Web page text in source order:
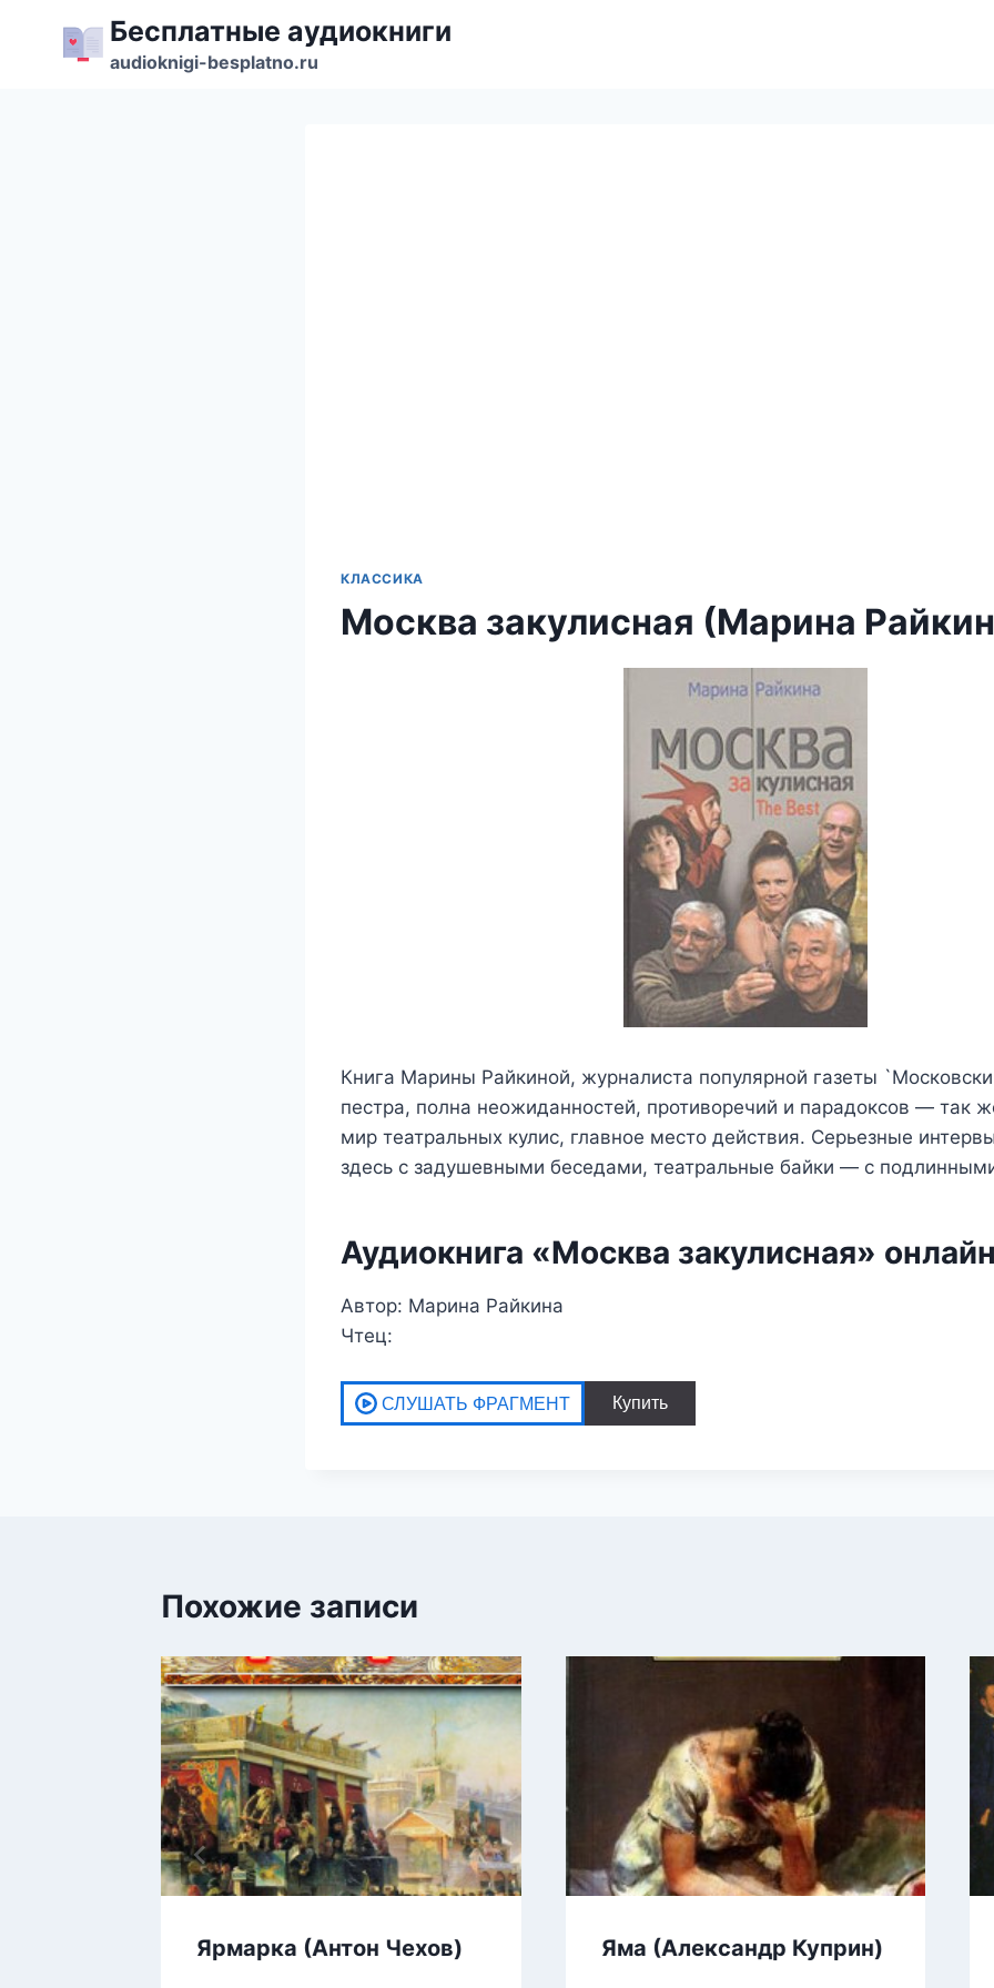
содержимому
Бесплатные аудиокниги
audioknigi-besplatno.ru
КЛАССИКА
Москва закулисная (Марина
Книга Марины Райкиной, журналиста популярной газеты
пестра, полна неожиданностей, противоречий и парадоксов — так
мир театральных кулис, главное место действия. Серьезные
здесь с задушевными беседами, театральные байки — с
Аудиокнига «Москва закулисная»
Автор: Марина Райкина
Чтец:
Похожие записи
Ярмарка (Антон Чехов) Яма (Александр Куприн)